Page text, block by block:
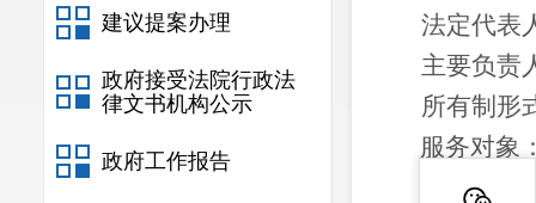
建议提案办理
政府接受法院行政法
律文书机构公示
政府工作报告
法定代表
主要负责
所有制形
服务对象
经营性质